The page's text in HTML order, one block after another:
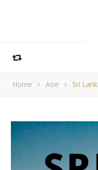
Home Asie Sri